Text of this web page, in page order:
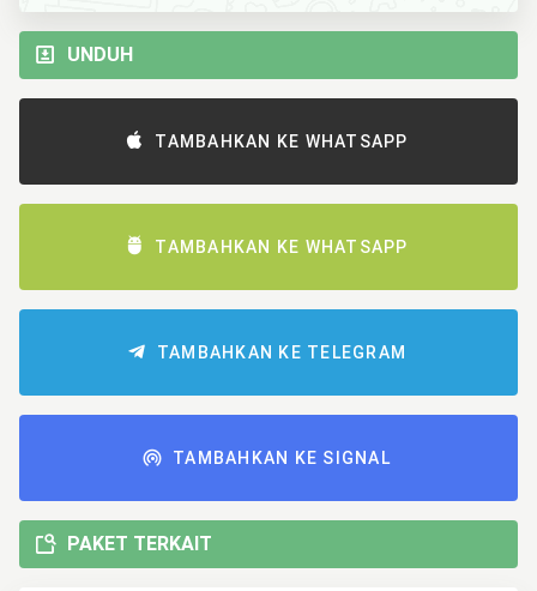
UNDUH
TAMBAHKAN KE WHATSAPP
TAMBAHKAN KE WHATSAPP
TAMBAHKAN KE TELEGRAM
TAMBAHKAN KE SIGNAL
PAKET TERKAIT